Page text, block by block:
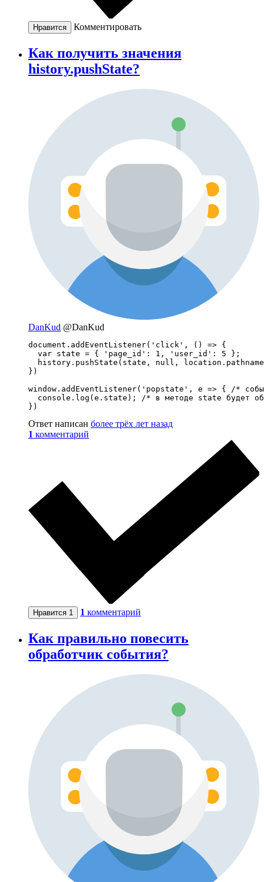
Нравится Комментировать
Как получить значения
history.pushState?
DanKud @DanKud
document.addEventListener('click', () => {
  var state = { 'page_id': 1, 'user_id': 5 };
history.pushState(state, null,
})
window.addEventListener('popstate', e => { /*
console.log(e.state); /* в методе state будет
})
Ответ написан более трёх лет назад
1 комментарий
Нравится 1 1 комментарий
Как правильно повесить
обработчик события?